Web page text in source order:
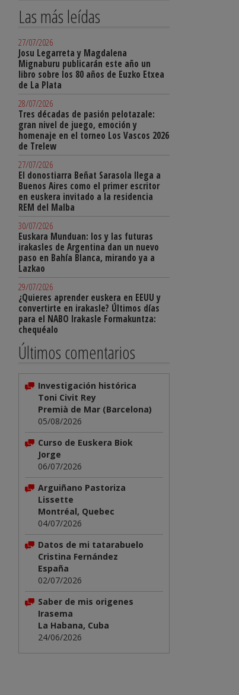
Las más leídas
27/07/2026
Josu Legarreta y Magdalena
Mignaburu publicarán este año un
libro sobre los 80 años de Euzko Etxea
de La Plata
28/07/2026
Tres décadas de pasión pelotazale:
gran nivel de juego, emoción y
homenaje en el torneo Los Vascos 2026
de Trelew
27/07/2026
El donostiarra Beñat Sarasola llega a
Buenos Aires como el primer escritor
en euskera invitado a la residencia
REM del Malba
30/07/2026
Euskara Munduan: los y las futuras
irakasles de Argentina dan un nuevo
paso en Bahía Blanca, mirando ya a
Lazkao
29/07/2026
¿Quieres aprender euskera en EEUU y
convertirte en irakasle? Últimos días
para el NABO Irakasle Formakuntza:
chequéalo
Últimos comentarios
Investigación histórica
Toni Civit Rey
Premià de Mar (Barcelona)
05/08/2026
Curso de Euskera Biok
Jorge
06/07/2026
Arguiñano Pastoriza
Lissette
Montréal, Quebec
04/07/2026
Datos de mi tatarabuelo
Cristina Fernández
España
02/07/2026
Saber de mis origenes
Irasema
La Habana, Cuba
24/06/2026